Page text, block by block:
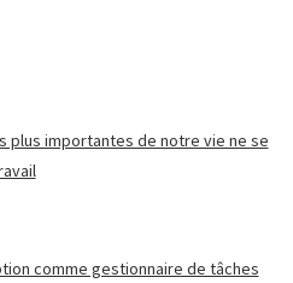
plus importantes de notre vie ne se
comme gestionnaire de tâches